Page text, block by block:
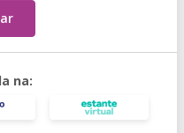
na: